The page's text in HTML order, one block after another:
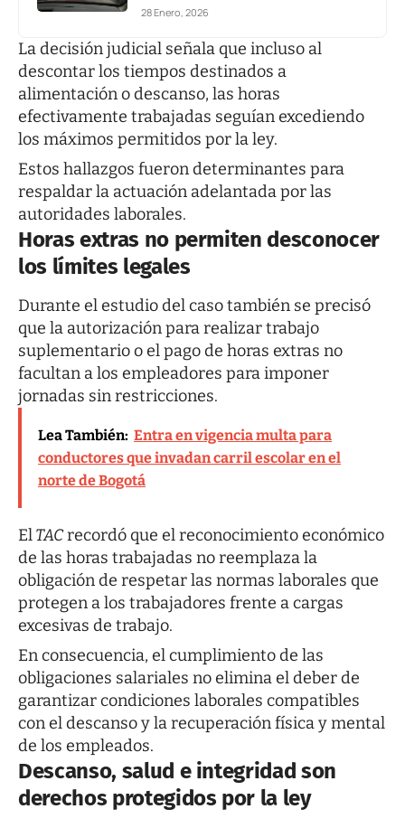
28 Enero, 2026
La decisión judicial señala que incluso al
descontar los tiempos destinados a
alimentación o descanso, las horas
efectivamente trabajadas seguían excediendo
los máximos permitidos por la ley.
Estos hallazgos fueron determinantes para
respaldar la actuación adelantada por las
autoridades laborales.
Horas extras no permiten desconocer
los límites legales
Durante el estudio del caso también se precisó
que la autorización para realizar trabajo
suplementario o el pago de horas extras no
facultan a los empleadores para imponer
jornadas sin restricciones.
Lea También: Entra en vigencia multa para
conductores que invadan carril escolar en el
norte de Bogotá
ElTACrecordó que el reconocimiento económico
de las horas trabajadas no reemplaza la
obligación de respetar las normas laborales que
protegen a los trabajadores frente a cargas
excesivas de trabajo.
En consecuencia, el cumplimiento de las
obligaciones salariales no elimina el deber de
garantizar condiciones laborales compatibles
con el descanso y la recuperación física y mental
de los empleados.
Descanso, salud e integridad son
derechos protegidos por la ley